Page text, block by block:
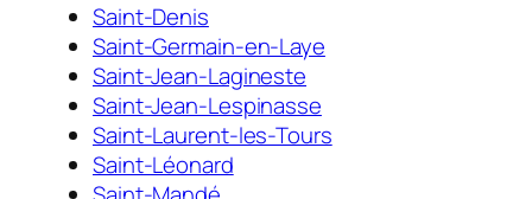
Saint-Denis
Saint-Germain-en-Laye
Saint-Jean-Lagineste
Saint-Jean-Lespinasse
Saint-Laurent-les-Tours
Saint-Léonard